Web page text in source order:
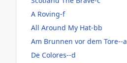
A Roving-f
All Around My Hat-bb
Am Brunnen vor dem Tore--a
De Colores--d